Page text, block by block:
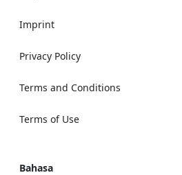
Imprint
Privacy Policy
Terms and Conditions
Terms of Use
Bahasa